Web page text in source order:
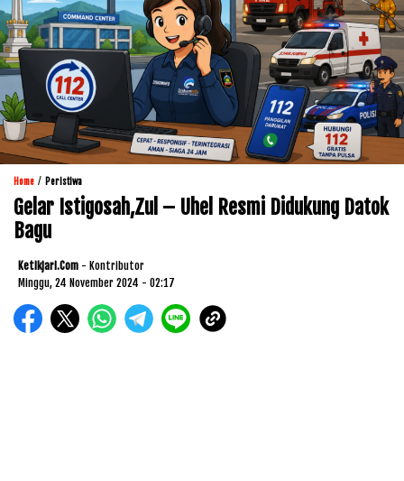
Home / Peristiwa
Gelar Istigosah,Zul – Uhel Resmi Didukung Datok
Bagu
Ketikjari.com - Kontributor
Minggu, 24 November 2024 - 02:17